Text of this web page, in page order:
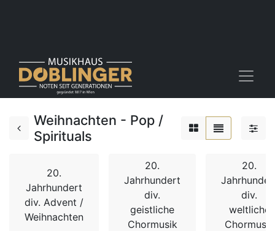
Weihnachten - Pop /
Spirituals
20.
Jahrhundert
div. Advent /
Weihnachten
20.
Jahrhundert
div.
geistliche
Chormusik
20.
div.
weltliche
Chormusik